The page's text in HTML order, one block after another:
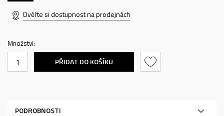
Ověřte si dostupnost na prodejnách
Množství:
PŘIDAT DO KOŠÍKU
PODROBNOSTI